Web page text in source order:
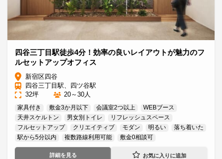
四谷三丁目駅徒歩4分！効率の良いレイアウトが魅力のフ
ルセットアップオフィス
新宿区四谷
四谷三丁目駅、四ツ谷駅
32坪
20～30人
家具付き 敷金3か月以下 会議室2つ以上
WEBブース
天井スケルトン
男女別トイレ
リフレッシュスペース
フルセットアップ
クリエイティブ モダン 明るい
落ち着いた
駅から5分以内
複数路線利用可能 敷金0相談可
詳細を見る